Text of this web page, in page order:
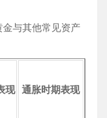
与其他常见资产
现 通胀时期表现